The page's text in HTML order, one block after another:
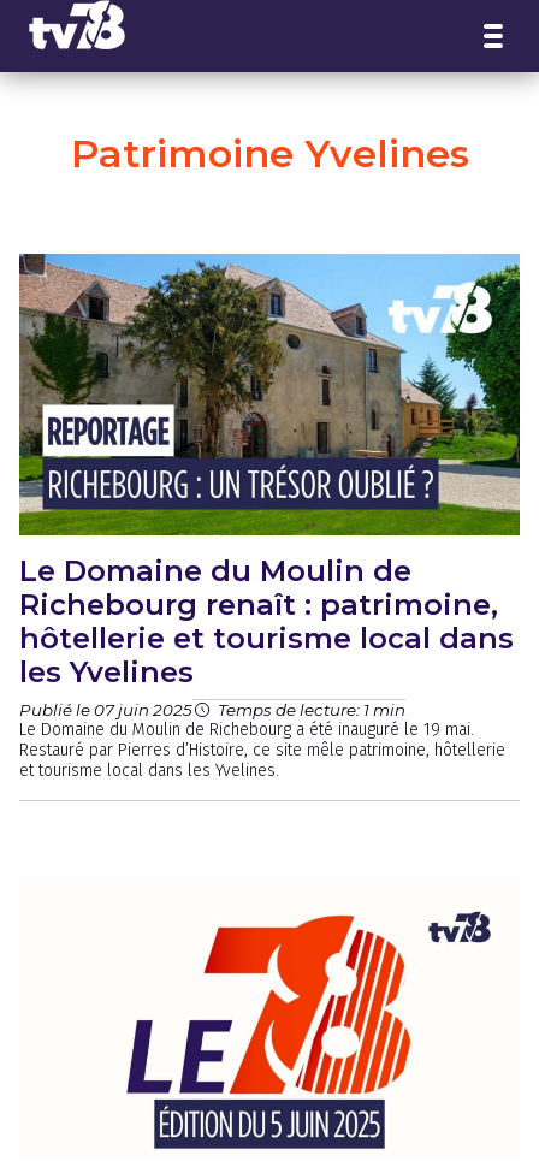
Patrimoine Yvelines
Le Domaine du Moulin de
Richebourg renaît : patrimoine,
hôtellerie et tourisme local dans
les Yvelines
Publié le 07 juin 2025 Temps de lecture: 1 min
Le Domaine du Moulin de Richebourg a été inauguré le 19 mai.
Restauré par Pierres d’Histoire, ce site mêle patrimoine, hôtellerie
et tourisme local dans les Yvelines.
Panneau de gestion des cookies